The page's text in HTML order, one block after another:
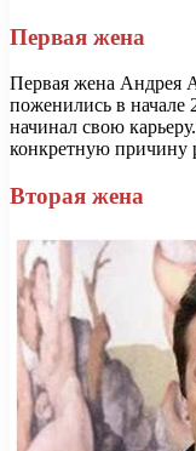
Первая жена
Первая жена Андрея
поженились в начале
начинал свою
конкретную причину
Вторая жена